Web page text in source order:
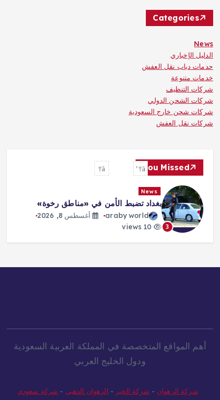
Categories
News
الدليل الإخباري
حدمات دباب نقل العفش
خدمات متنوعة
شركات التنظيف
شركات الشحن الدولي
شركات شحن خارج السعودية
شركات نقل العفش
You Missed
بغداد تضبط الأمن في «مناطق رخوة»
araby world
أغسطس 8, 2026
أهم المواقع المتخصصة في المملكة العربية السعودية
ودول الخليج العربي
شركة الرهوان -شركة الخير-الرهوان الذهبي-شركة سعودي